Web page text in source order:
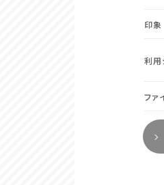
印象
利用
ファ